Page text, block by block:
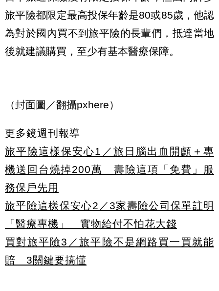
旅平險都限定最高投保年齡是80或85歲，他認
為對於國內買不到旅平險的長輩們，抵達當地
後就建議購買，至少有基本醫療保障。
（封面圖／翻攝pxhere）
更多鏡週刊報導
旅平險這樣保安心1／旅日腦出血開顱＋專
機送回台燒掉200萬 壽險這項「免費」服
務保戶先用
旅平險這樣保安心2／3家壽險公司保單註明
「醫療專機」 實物給付不怕花大錢
買對旅平險3／旅平險不是網路買一買就能
賠 3關鍵要搞懂